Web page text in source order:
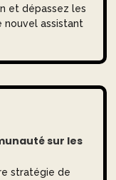
et dépassez les
nouvel assistant
sur les
stratégie de